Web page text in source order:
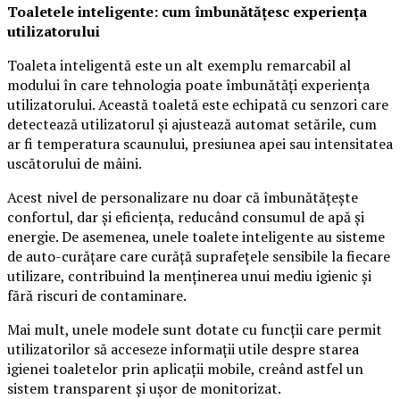
Toaletele inteligente: cum îmbunătățesc experiența
utilizatorului
Toaleta inteligentă este un alt exemplu remarcabil al
modului în care tehnologia poate îmbunătăți experiența
utilizatorului. Această toaletă este echipată cu senzori care
detectează utilizatorul și ajustează automat setările, cum
ar fi temperatura scaunului, presiunea apei sau intensitatea
uscătorului de mâini.
Acest nivel de personalizare nu doar că îmbunătățește
confortul, dar și eficiența, reducând consumul de apă și
energie. De asemenea, unele toalete inteligente au sisteme
de auto-curățare care curăță suprafețele sensibile la fiecare
utilizare, contribuind la menținerea unui mediu igienic și
fără riscuri de contaminare.
Mai mult, unele modele sunt dotate cu funcții care permit
utilizatorilor să acceseze informații utile despre starea
igienei toaletelor prin aplicații mobile, creând astfel un
sistem transparent și ușor de monitorizat.